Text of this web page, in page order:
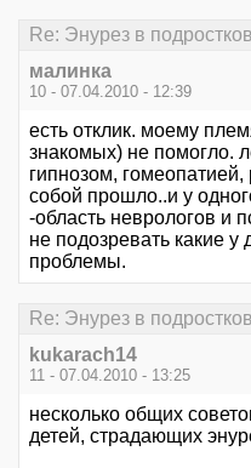
Re: Энурез в
малинка
10 - 07.04.2010 - 12:39
есть отклик. моему
знакомых) не помогло.
гипнозом, гомеопатией,
собой прошло..и у
-область неврологов и
не подозревать какие
проблемы.
Re: Энурез в
kukarach14
11 - 07.04.2010 - 13:25
несколько общих
детей, страдающих